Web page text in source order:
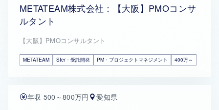
METATEAM株式会社：【大阪】PMOコンサ
ルタント
【大阪】PMOコンサルタント
METATEAM SIer・受託開発 PM・プロジェクトマネジメント 400万～
年収 500～800万円 愛知県